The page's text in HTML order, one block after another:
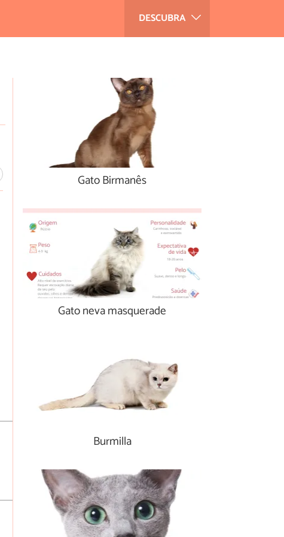
DESCUBRA
Gato Birmanês
Gato neva masquerade
Burmilla